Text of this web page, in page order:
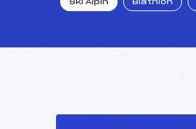
Ski Alpin Biathlon